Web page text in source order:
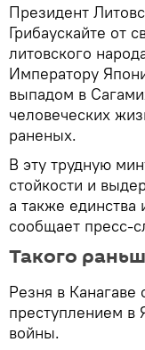
Президент
Грибаускайте от
литовского
Императору
выпадом в
человеческих
раненых.
В эту трудную
стойкости и
а также единства
сообщает пресс-
Такого
Резня в
преступлением в
войны.